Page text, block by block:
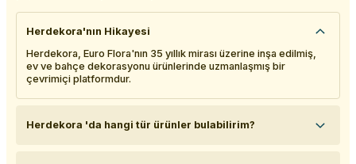
Herdekora'nın Hikayesi
Herdekora, Euro Flora'nın 35 yıllık mirası üzerine inşa edilmiş,
ev ve bahçe dekorasyonu ürünlerinde uzmanlaşmış bir
çevrimiçi platformdur.
Herdekora 'da hangi tür ürünler bulabilirim?